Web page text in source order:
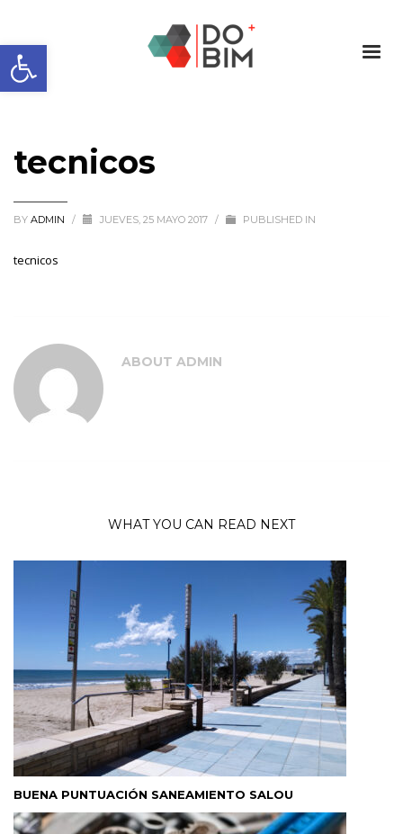
Abrir barra de herramientas
tecnicos
BY ADMIN / JUEVES, 25 MAYO 2017 / PUBLISHED IN
tecnicos
ABOUT ADMIN
WHAT YOU CAN READ NEXT
BUENA PUNTUACIÓN SANEAMIENTO SALOU